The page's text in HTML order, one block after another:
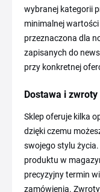
wybranej kategorii
minimalnej
przeznaczona dla
zapisanych do
przy konkretnej
Dostawa i zwroty
Sklep oferuje kilka
dzięki czemu
swojego stylu
produktu w
precyzyjny termin
zamówienia.